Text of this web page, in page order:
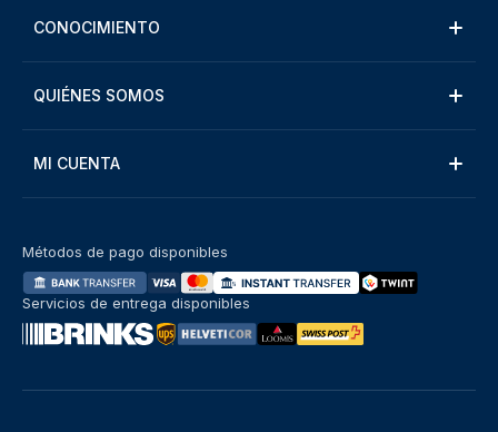
CONOCIMIENTO
QUIÉNES SOMOS
MI CUENTA
Métodos de pago disponibles
Servicios de entrega disponibles